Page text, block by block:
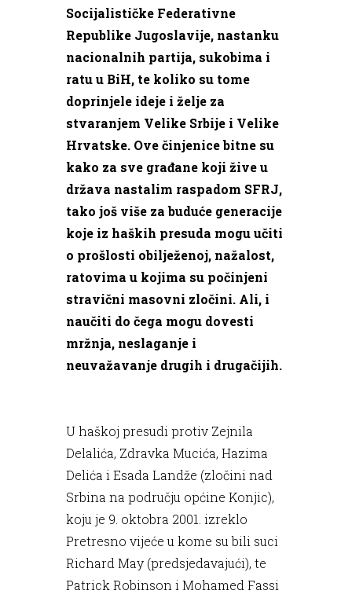
Socijalističke Federativne
Republike Jugoslavije, nastanku
nacionalnih partija, sukobima i
ratu u BiH, te koliko su tome
doprinjele ideje i želje za
stvaranjem Velike Srbije i Velike
Hrvatske. Ove činjenice bitne su
kako za sve građane koji žive u
država nastalim raspadom SFRJ,
tako još više za buduće generacije
koje iz haških presuda mogu učiti
o prošlosti obilježenoj, nažalost,
ratovima u kojima su počinjeni
stravični masovni zločini. Ali, i
naučiti do čega mogu dovesti
mržnja, neslaganje i
neuvažavanje drugih i drugačijih.
U haškoj presudi protiv Zejnila
Delalića, Zdravka Mucića, Hazima
Delića i Esada Landže (zločini nad
Srbina na području općine Konjic),
koju je 9. oktobra 2001. izreklo
Pretresno vijeće u kome su bili suci
Richard May (predsjedavajući), te
Patrick Robinson i Mohamed Fassi